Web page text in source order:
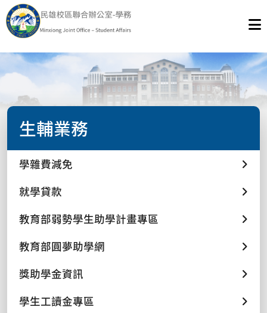
生輔業務
學雜費減免
就學貸款
教育部弱勢學生助學計畫專區
教育部圓夢助學網
獎助學金資訊
學生工讀金專區